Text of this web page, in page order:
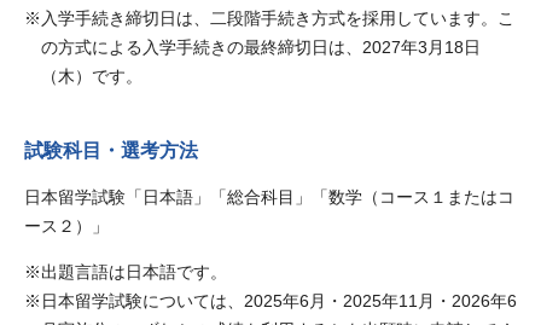
入学手続き締切日は、二段階手続き方式を採用しています。こ
の方式による入学手続きの最終締切日は、2027年3月18日
（木）です。
試験科目・選考方法
日本留学試験「日本語」「総合科目」「数学（コース１またはコ
ース２）」
出題言語は日本語です。
日本留学試験については、2025年6月・2025年11月・2026年6